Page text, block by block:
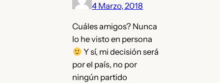
4 Marzo, 2018
Cuáles amigos? Nunca
lo he visto en persona
Y sí, mi decisión será
por el país, no por
ningún partido